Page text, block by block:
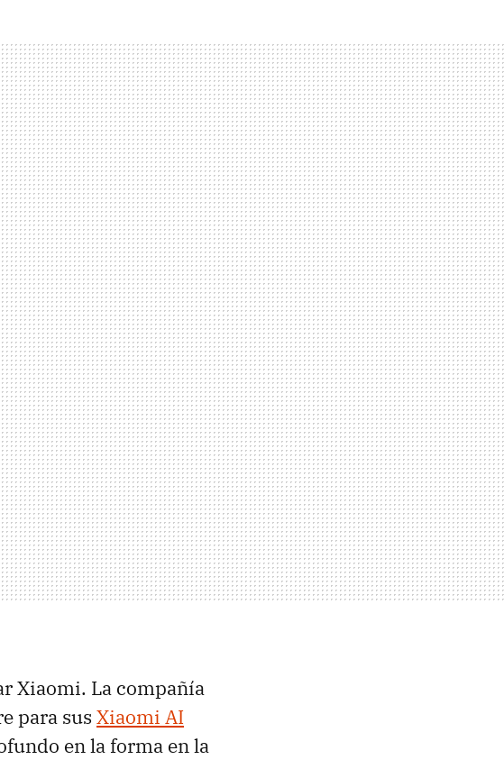
Xiaomi. La compañía
para sus Xiaomi AI
en la forma en la